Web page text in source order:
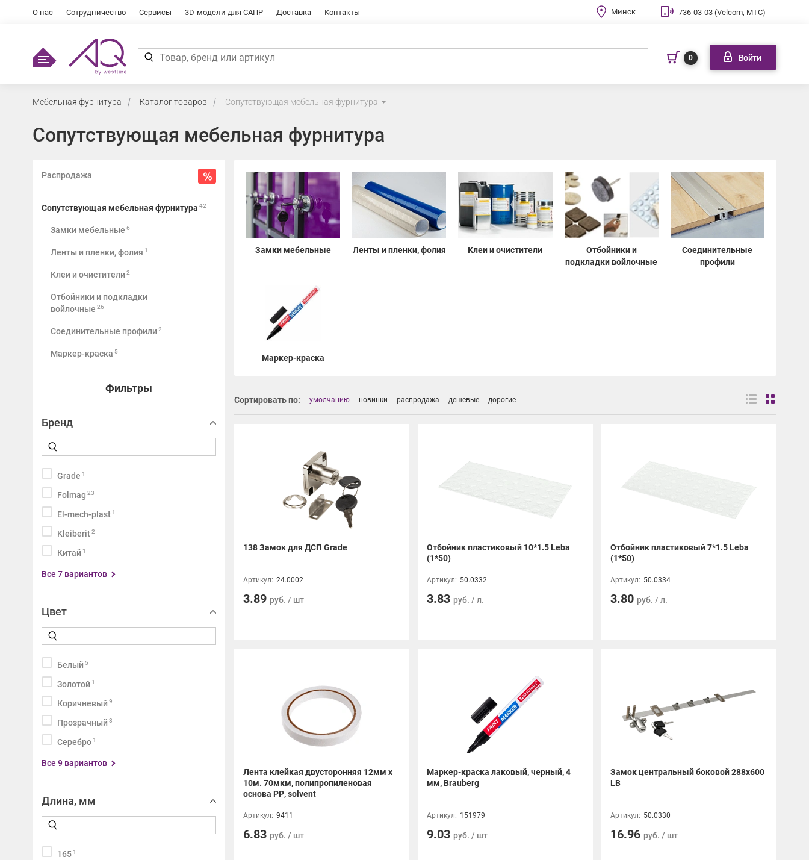
О нас Сотрудничество Сервисы 3D-модели для САПР Доставка Контакты Минск 736-03-03 (Velcom, МТС)
0 Войти
Мебельная фурнитура Каталог товаров Сопутствующая мебельная фурнитура
Сопутствующая мебельная фурнитура
Распродажа
Сопутствующая мебельная фурнитура 42
Замки мебельные 6
Ленты и пленки, фолия 1
Клеи и очистители 2
Отбойники и подкладки
войлочные 26
Соединительные профили 2
Маркер-краска 5
Фильтры
Бренд
Grade 1
Folmag 23
El-mech-plast 1
Kleiberit2
Китай 1
Все 7 вариантов
Цвет
Белый 5
Золотой 1
Коричневый 9
Прозрачный 3
Серебро 1
Все 9 вариантов
Длина, мм
165 1
Замки мебельные Ленты и пленки, фолия Клеи и очистители
Отбойники и
подкладки войлочные
Соединительные
профили
Маркер-краска
Сортировать по: умолчанию новинки распродажа дешевые дорогие
138 Замок для ДСП Grade
Артикул: 24.0002
3.89 руб. / шт
Отбойник пластиковый 10*1.5 Leba
(1*50)
Артикул: 50.0332
3.83 руб. / л.
Отбойник пластиковый 7*1.5 Leba
(1*50)
Артикул: 50.0334
3.80 руб. / л.
Лента клейкая двусторонняя 12мм х
10м. 70мкм, полипропиленовая
основа РР, solvent
Артикул: 9411
6.83 руб. / шт
Маркер-краска лаковый, черный, 4
мм, Brauberg
Артикул: 151979
9.03 руб. / шт
Замок центральный боковой 288х600
LB
Артикул: 50.0330
16.96 руб. / шт